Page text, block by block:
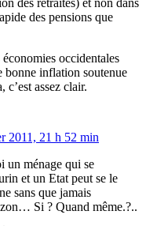
des retraités) et non dans
des pensions que
occidentales
bonne inflation soutenue
c’est assez clair.
2011, 21 h 52 min
un ménage qui se
et un Etat peut se le
sans que jamais
Si ? Quand même.?..